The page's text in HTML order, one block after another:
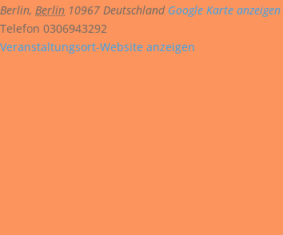
Berlin, Berlin 10967 Deutschland Google Karte anzeigen
Telefon 0306943292
Veranstaltungsort-Website anzeigen